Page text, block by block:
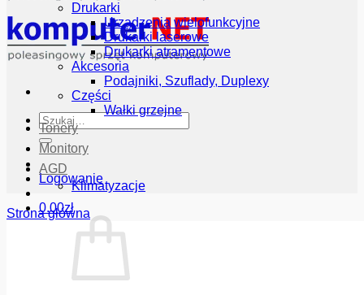
Szukaj:
Logowanie
0.00zł
Drukarki
Urządzenia wielofunkcyjne
Drukarki laserowe
Drukarki atramentowe
Akcesoria
Podajniki, Szuflady, Duplexy
Części
Wałki grzejne
Tonery
Monitory
AGD
Klimatyzacje
Strona główna